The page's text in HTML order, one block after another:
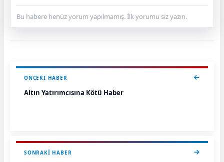
Bu habere henüz yorum yapılmamış. İlk yorumu siz yazın.
ÖNCEKI HABER
Altın Yatırımcısına Kötü Haber
SONRAKI HABER